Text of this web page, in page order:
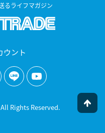
るライフマガジン
ウント
Rights Reserved.